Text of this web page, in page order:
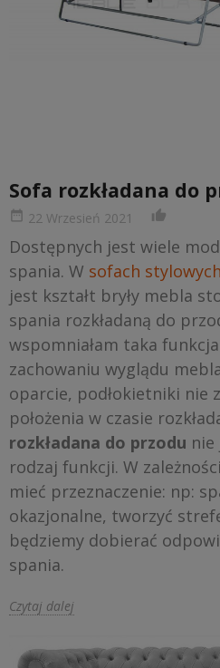
Sofa rozkładana do
date_range 22 Wrzesień 2021 thumb_up_alt
Dostępnych jest wiele
spania. W sofach stylowych
jest kształt bryły mebla
spania rozkładaną do
wspomniałam taka
zachowaniu wyglądu
oparcie, podłokietniki nie
położenia w czasie
rozkładana do przodu nie
rodzaj funkcji. W
mieć przeznaczenie: np:
okazjonalne, tworzyć
będziemy dobierać
spania.
Czytaj dalej